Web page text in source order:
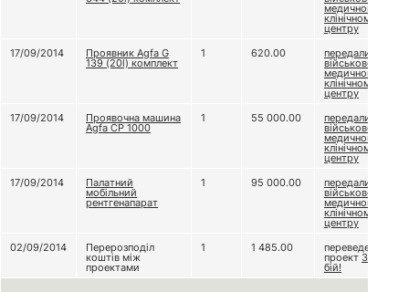
медичному
клінічному
центру
17/09/2014
Проявник Agfa G
139 (20l) комплект
1 620.00 передали
військово-
медичному
клінічному
центру
17/09/2014
Проявочна машина
Agfa CP 1000
1 55 000.00 передали
військово-
медичному
клінічному
центру
17/09/2014
Палатний
мобільний
рентгенапарат
1 95 000.00 передали
військово-
медичному
клінічному
центру
02/09/2014
Перерозподіл
коштів між
проектами
1 1 485.00 переведено на
проект Знов у
бій!